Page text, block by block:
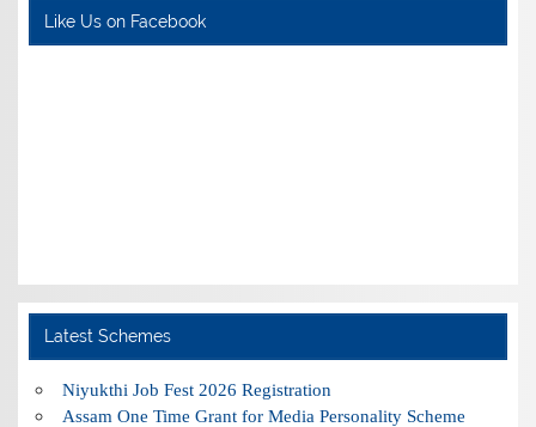
Like Us on Facebook
Latest Schemes
Niyukthi Job Fest 2026 Registration
Assam One Time Grant for Media Personality Scheme